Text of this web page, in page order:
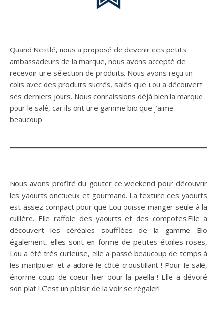
Quand Nestlé, nous a proposé de devenir des petits
ambassadeurs de la marque, nous avons accepté de
recevoir une sélection de produits. Nous avons reçu un
colis avec des produits sucrés, salés que Lou a découvert
ses derniers jours. Nous connaissions déjà bien la marque
pour le salé, car ils ont une gamme bio que j’aime
beaucoup
Nous avons profité du gouter ce weekend pour découvrir
les yaourts onctueux et gourmand. La texture des yaourts
est assez compact pour que Lou puisse manger seule à la
cuillère. Elle raffole des yaourts et des compotes.Elle a
découvert les céréales soufflées de la gamme Bio
également, elles sont en forme de petites étoiles roses,
Lou a été très curieuse, elle a passé beaucoup de temps à
les manipuler et a adoré le côté croustillant ! Pour le salé,
énorme coup de coeur hier pour la paella ! Elle a dévoré
son plat ! C’est un plaisir de la voir se régaler!